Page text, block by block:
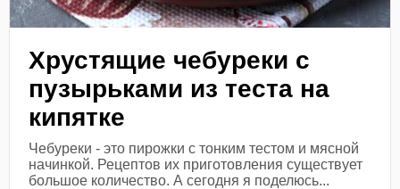
Хрустящие чебуреки с
пузырьками из теста на
кипятке
Чебуреки - это пирожки с тонким тестом и мясной
начинкой. Рецептов их приготовления существует
большое количество. А сегодня я поделюсь...